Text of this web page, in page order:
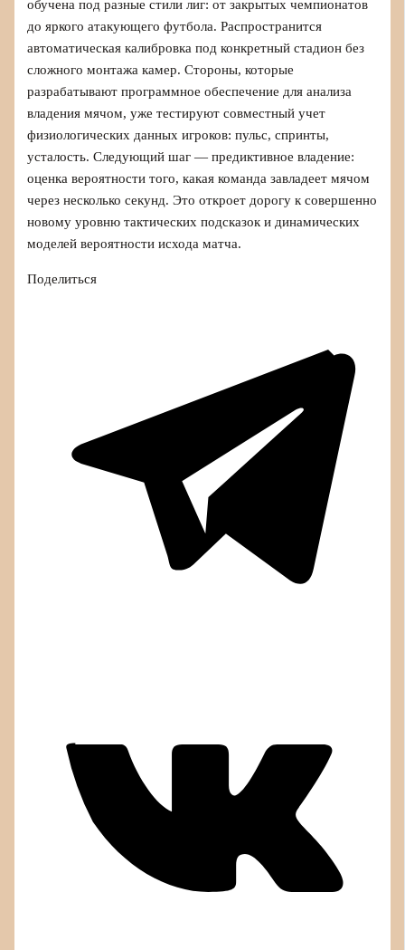
обучена под разные стили лиг: от закрытых чемпионатов
до яркого атакующего футбола. Распространится
автоматическая калибровка под конкретный стадион без
сложного монтажа камер. Стороны, которые
разрабатывают программное обеспечение для анализа
владения мячом, уже тестируют совместный учет
физиологических данных игроков: пульс, спринты,
усталость. Следующий шаг — предиктивное владение:
оценка вероятности того, какая команда завладеет мячом
через несколько секунд. Это откроет дорогу к совершенно
новому уровню тактических подсказок и динамических
моделей вероятности исхода матча.
Поделиться